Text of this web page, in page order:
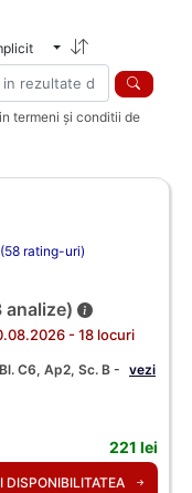
termeni și conditii de
rating-uri)
analize)
- 18 locuri
C6, Ap2, Sc. B - vezi
221 lei
DISPONIBILITATEA